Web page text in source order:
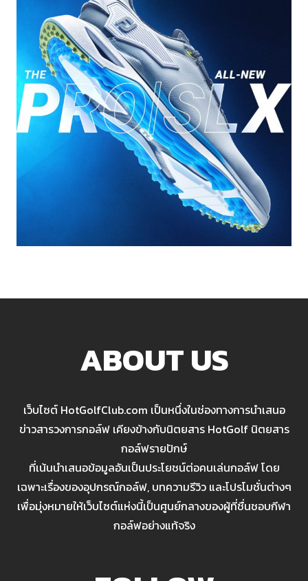
ABOUT US
เว็บไซต์ HotGolfClub.com เป็นหนึ่งในช่องทางการนำเสนอ
ข่าวสารวงการกอล์ฟ เคียงข้างกับนิตยสาร HotGolf นิตยสาร
กอล์ฟรายปักษ์
ที่เน้นนำเสนอข้อมูลอันเป็นประโยชน์ต่อคนเล่นกอล์ฟ โดย
เฉพาะเรื่องของอุปกรณ์กอล์ฟ, บทความรีวิว และโปรโมชั่นต่างๆ
เพื่อมุ่งหมายให้เว็บไซต์แห่งนี้เป็นศูนย์กลางของผู้ที่ชื่นชอบกีฬา
กอล์ฟอย่างแท้จริง